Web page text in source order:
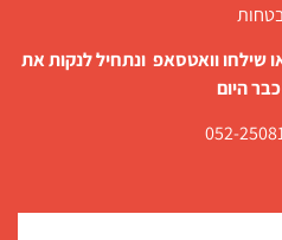
שילחו וואטסאפ ונתחיל לנקות את
היום